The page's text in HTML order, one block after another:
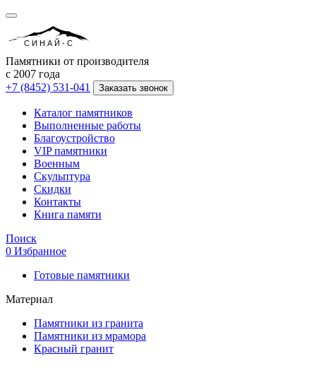
СИНАЙ-С
Памятники от производителя
с 2007 года
+7 (8452) 531-041
Заказать звонок
Каталог памятников
Выполненные работы
Благоустройство
VIP памятники
Военным
Скульптура
Скидки
Контакты
Книга памяти
Поиск
0 Избранное
Готовые памятники
Материал
Памятники из гранита
Памятники из мрамора
Красный гранит